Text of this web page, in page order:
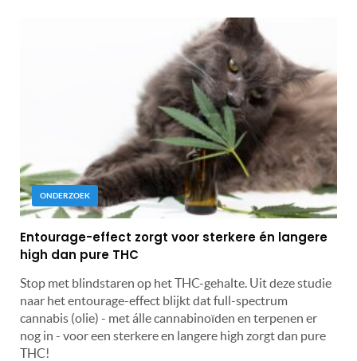
ONDERZOEK
Entourage-effect zorgt voor sterkere én langere
high dan pure THC
Stop met blindstaren op het THC-gehalte. Uit deze studie
naar het entourage-effect blijkt dat full-spectrum
cannabis (olie) - met álle cannabinoïden en terpenen er
nog in - voor een sterkere en langere high zorgt dan pure
THC!